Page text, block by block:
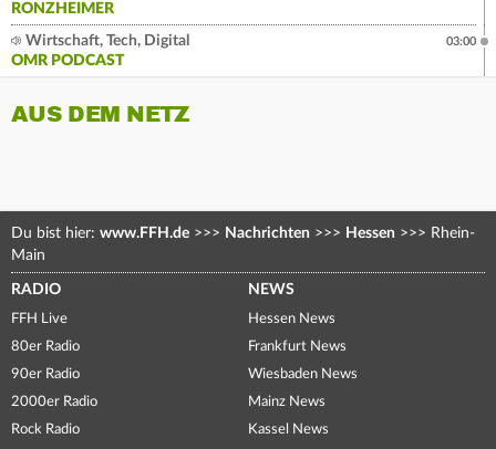
RONZHEIMER
Wirtschaft, Tech, Digital
OMR PODCAST
03:00
AUS DEM NETZ
Du bist hier: www.FFH.de >>> Nachrichten >>> Hessen >>> Rhein-
Main
RADIO
FFH Live
80er Radio
90er Radio
2000er Radio
Rock Radio
NEWS
Hessen News
Frankfurt News
Wiesbaden News
Mainz News
Kassel News